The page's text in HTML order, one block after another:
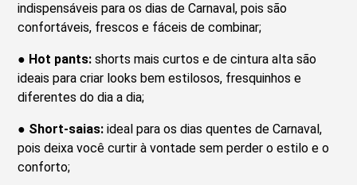
indispensáveis para os dias de Carnaval, pois são
confortáveis, frescos e fáceis de combinar;
● Hot pants: shorts mais curtos e de cintura alta são
ideais para criar looks bem estilosos, fresquinhos e
diferentes do dia a dia;
● Short-saias: ideal para os dias quentes de Carnaval,
pois deixa você curtir à vontade sem perder o estilo e o
conforto;